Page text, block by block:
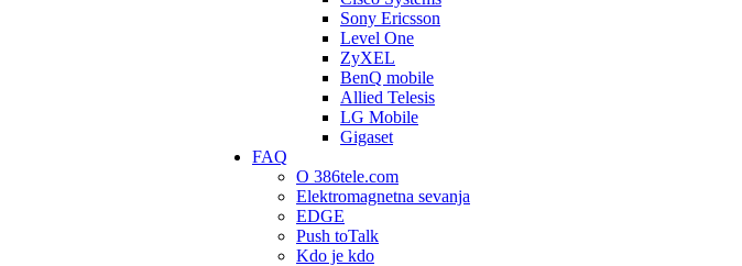
Sony Ericsson
Level One
ZyXEL
BenQ mobile
Allied Telesis
LG Mobile
Gigaset
FAQ
O 386tele.com
Elektromagnetna sevanja
EDGE
Push toTalk
Kdo je kdo